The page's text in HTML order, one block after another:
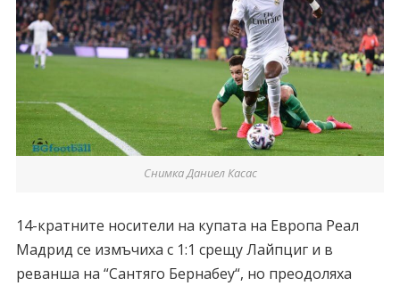
Снимка Даниел Касас
14-кратните носители на купата на Европа Реал
Мадрид се измъчиха с 1:1 срещу Лайпциг и в
реванша на “Сантяго Бернабеу“, но преодоляха